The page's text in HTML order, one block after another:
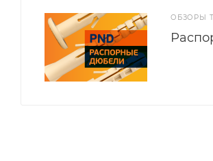
ОБЗОРЫ